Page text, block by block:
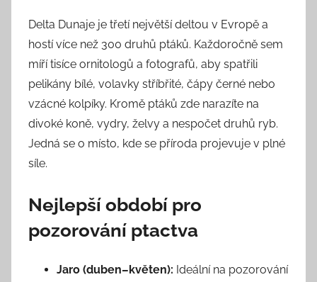
Delta Dunaje je třetí největší deltou v Evropě a
hostí více než 300 druhů ptáků. Každoročně sem
míří tisíce ornitologů a fotografů, aby spatřili
pelikány bílé, volavky stříbřité, čápy černé nebo
vzácné kolpíky. Kromě ptáků zde narazíte na
divoké koně, vydry, želvy a nespočet druhů ryb.
Jedná se o místo, kde se příroda projevuje v plné
síle.
Nejlepší období pro
pozorování ptactva
Jaro (duben–květen): Ideální na pozorování